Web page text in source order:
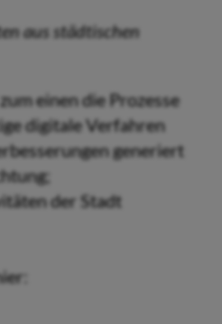
aus städtischen
einen die Prozesse
digitale Verfahren
generiert
der Stadt